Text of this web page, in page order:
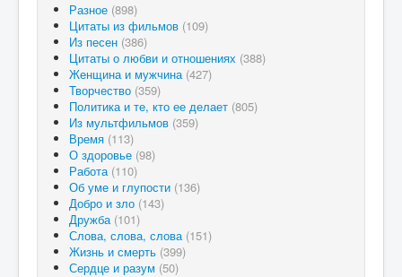
Разное (898)
Цитаты из фильмов (109)
Из песен (386)
Цитаты о любви и отношениях (388)
Женщина и мужчина (427)
Творчество (359)
Политика и те, кто ее делает (805)
Из мультфильмов (359)
Время (113)
О здоровье (98)
Работа (110)
Об уме и глупости (136)
Добро и зло (143)
Дружба (101)
Слова, слова, слова (151)
Жизнь и смерть (399)
Сердце и разум (50)